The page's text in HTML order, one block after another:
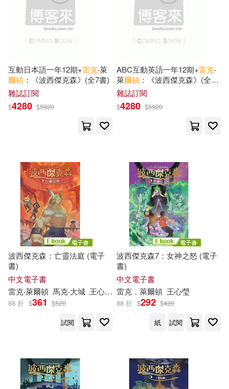
互動日本語一年12期+雷克‧萊
爾頓 ：《波西傑克森》(全7書)
雜誌訂閱
$4280 $5920
ABC互動英語一年12期+雷克‧
萊爾頓 ：《波西傑克森》(全7
書)
雜誌訂閱
$4280 $5920
波西傑克森：亡靈法庭 (電子
書)
中文電子書
雷克‧萊爾頓 馬克‧大城 王心瑩 Blaze Wu
88 折 $361 $520
試閱
波西傑克森7：女神之怒 (電子
書)
中文電子書
雷克 ．萊爾頓 王心瑩
88 折 $292 $420
紙
試閱